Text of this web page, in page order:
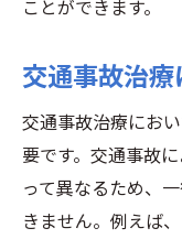
ことができます。
交通事故治
交通事故治療にお
要です。交通事故
って異なるため、
きません。例えば